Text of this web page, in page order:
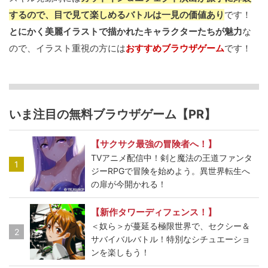
するので、目で見て楽しめるバトルは一見の価値あり です！
とにかく美麗イラストで描かれたキャラクターたちが魅力な
ので、イラスト重視の方にはおすすめブラウザゲームです！
いま注目の無料ブラウザゲーム【PR】
1
【サクサク最強の冒険者へ！】
TVアニメ配信中！剣と魔法の王道ファンタ
ジーRPGで冒険を始めよう。異世界転生へ
の扉が今開かれる！
2
【新作タワーディフェンス！】
＜奴ら＞が蔓延る極限世界で、セクシー＆
サバイバルバトル！特別なシチュエーショ
ンを楽しもう！